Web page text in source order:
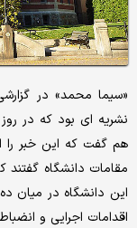
«سیما محمد» در
نشریه ای بود که در
هم گفت که این خبر را
مقامات دانشگاه گفتند
این دانشگاه در میان
اقدامات اجرایی و